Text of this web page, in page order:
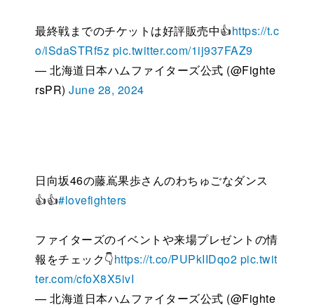
最終戦までのチケットは好評販売中👍https://t.c
o/iSdaSTRf5z pic.twitter.com/1ij937FAZ9
— 北海道日本ハムファイターズ公式 (@Fighte
rsPR) June 28, 2024
日向坂46の藤嶌果歩さんのわちゅごなダンス
👍👍#lovefighters
ファイターズのイベントや来場プレゼントの情
報をチェック👇https://t.co/PUPkIIDqo2 pic.twit
ter.com/cfoX8X5ivI
— 北海道日本ハムファイターズ公式 (@Fighte